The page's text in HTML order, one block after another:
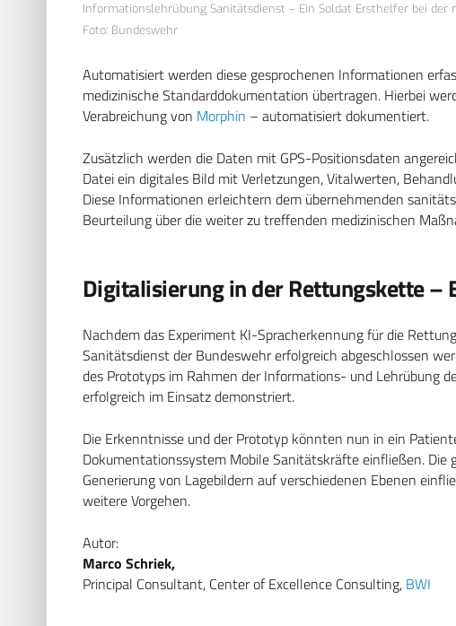
Informationslehrübung Sanitätsdienst – Ein Soldat Ersthelfer bei der
Foto: Bundeswehr
Automatisiert werden diese gesprochenen Informationen
medizinische Standarddokumentation übertragen. Hierbei
Verabreichung von Morphin – automatisiert dokumentiert.
Zusätzlich werden die Daten mit GPS-Positionsdaten
Datei ein digitales Bild mit Verletzungen, Vitalwerten,
Diese Informationen erleichtern dem übernehmenden
Beurteilung über die weiter zu treffenden medizinischen
Digitalisierung in der Rettungskette –
Nachdem das Experiment KI-Spracherkennung für die
Sanitätsdienst der Bundeswehr erfolgreich abgeschlossen
des Prototyps im Rahmen der Informations- und Lehrübung
erfolgreich im Einsatz demonstriert.
Die Erkenntnisse und der Prototyp könnten nun in ein
Dokumentationssystem Mobile Sanitätskräfte einfließen.
Generierung von Lagebildern auf verschiedenen Ebenen
weitere Vorgehen.
Autor:
Marco Schriek,
Principal Consultant, Center of Excellence Consulting, BWI